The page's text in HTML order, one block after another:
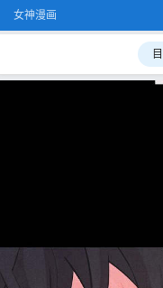
女神漫画